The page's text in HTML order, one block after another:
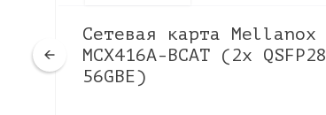
Сетевая карта Mellanox
MCX416A-BCAT (2x QSFP28
56GBE)